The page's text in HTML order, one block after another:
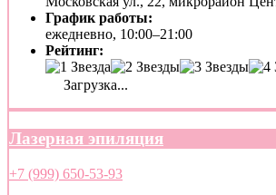
График работы:
ежедневно, 10:00–21:00
Рейтинг:
Загрузка...
Лазерная эпиляция
+7 (999) 650-53-93